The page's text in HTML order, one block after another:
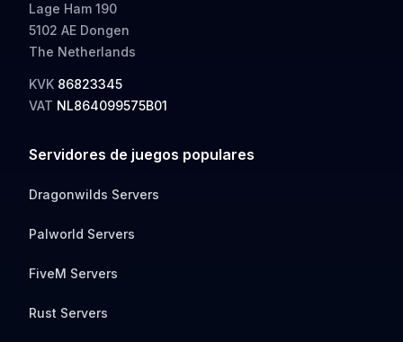
Lage Ham 190
5102 AE Dongen
The Netherlands
KVK 86823345
VAT NL864099575B01
Servidores de juegos populares
Dragonwilds Servers
Palworld Servers
FiveM Servers
Rust Servers